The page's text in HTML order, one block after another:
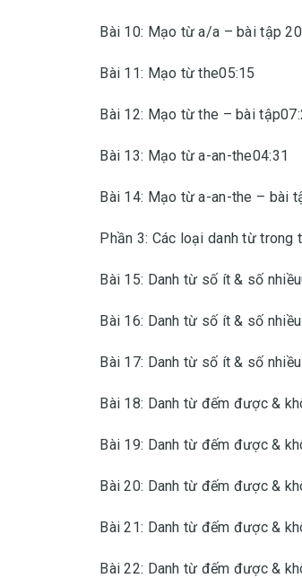
Bài 10: Mạo từ a/a – bài tập
Bài 11: Mạo từ the05:15
Bài 12: Mạo từ the – bài
Bài 13: Mạo từ a-an-the04:31
Bài 14: Mạo từ a-an-the – bài
Phần 3: Các loại danh từ trong
Bài 15: Danh từ số ít & số
Bài 16: Danh từ số ít & số
Bài 17: Danh từ số ít & số
Bài 18: Danh từ đếm được &
Bài 19: Danh từ đếm được &
Bài 20: Danh từ đếm được &
Bài 21: Danh từ đếm được &
Bài 22: Danh từ đếm được &